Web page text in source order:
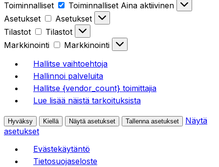
Toiminnalliset
Toiminnalliset Aina aktiivinen
Asetukset
Asetukset
Tilastot
Tilastot
Markkinointi
Markkinointi
Hallitse vaihtoehtoja
Hallinnoi palveluita
Hallitse {vendor_count} toimittajia
Lue lisää näistä tarkoituksista
Hyväksy Kiellä Näytä asetukset Tallenna asetukset
Näytä
asetukset
Evästekäytäntö
Tietosuojaseloste